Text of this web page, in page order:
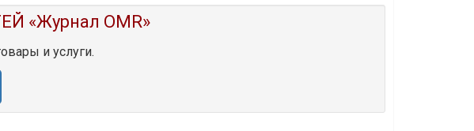
«Журнал OMR»
и услуги.